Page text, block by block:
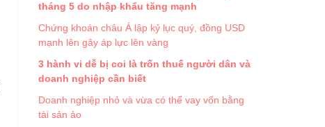
tháng 5 do nhập khẩu tăng mạnh
Chứng khoán châu Á lập kỷ lục quý, đồng USD
mạnh lên gây áp lực lên vàng
3 hành vi dễ bị coi là trốn thuế người dân và
doanh nghiệp cần biết
Doanh nghiệp nhỏ và vừa có thể vay vốn bằng
tài sản ảo